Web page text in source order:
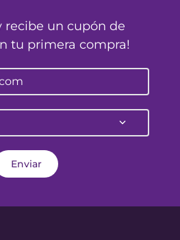
recibe un cupón de
tu primera compra!
Enviar